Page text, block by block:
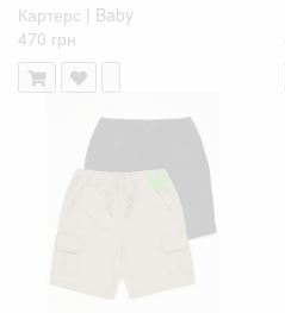
Картерс | Baby
470 грн